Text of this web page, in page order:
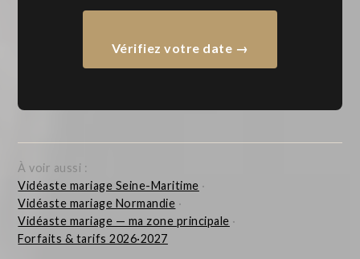
Vérifiez votre date →
À voir aussi :
Vidéaste mariage Seine-Maritime ·
Vidéaste mariage Normandie ·
Vidéaste mariage — ma zone principale ·
Forfaits & tarifs 2026·2027